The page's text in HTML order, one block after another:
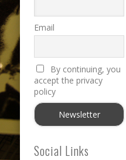
Email
By continuing, you
accept the privacy
policy
Social Links